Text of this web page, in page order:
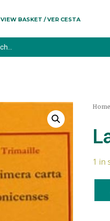
VIEW BASKET / VER CESTA
Home
1 in